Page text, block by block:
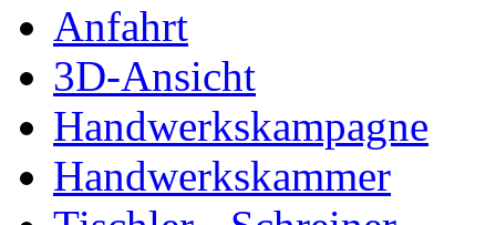
Anfahrt
3D-Ansicht
Handwerkskampagne
Handwerkskammer